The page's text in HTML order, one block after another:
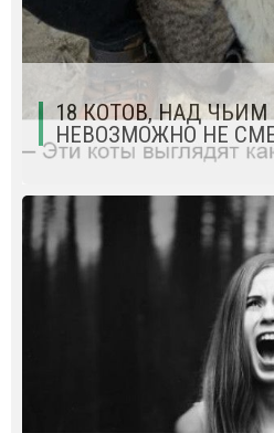
18 КОТОВ, НАД
НЕВОЗМОЖНО НЕ